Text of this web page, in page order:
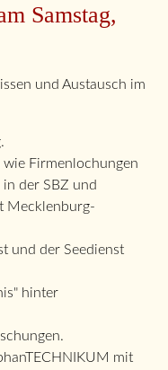
Samstag,
und Austausch im
wie Firmenlochungen
der SBZ und
Mecklenburg-
und der Seedienst
hinter
mit